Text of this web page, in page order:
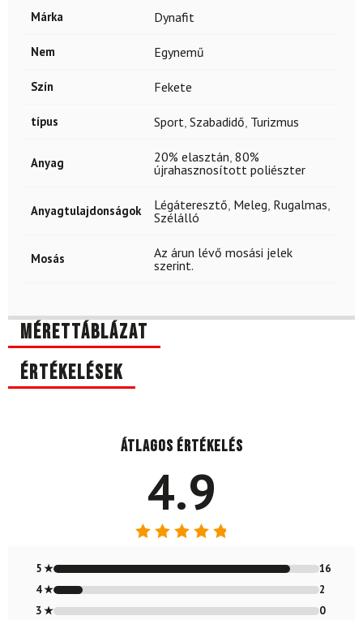
Márka Dynafit
Nem Egynemű
Szín Fekete
típus Sport Szabadidő Turizmus
Anyag 20% elasztán 80%
újrahasznosított poliészter
Anyagtulajdonságok Légáteresztő Meleg Rugalmas
Szélálló
Mosás
Az árun lévő mosási jelek
szerint.
Mérettáblázat
Értékelések
Átlagos értékelés
4.9
4.89/ 5
5 ★
16
4 ★
2
3 ★
0